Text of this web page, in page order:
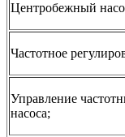
Центробежный
Частотное
Управление
насоса;